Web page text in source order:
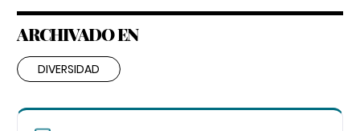
ARCHIVADO EN
DIVERSIDAD